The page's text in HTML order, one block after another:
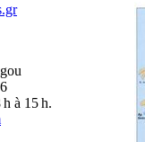
à 15 h.